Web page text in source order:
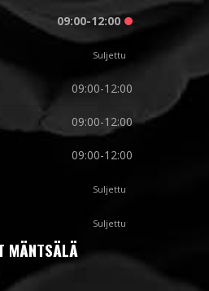
09:00-12:00
Suljettu
09:00-12:00
09:00-12:00
09:00-12:00
Suljettu
Suljettu
MÄNTSÄLÄ